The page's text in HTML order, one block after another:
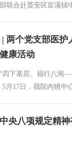
产党为建设新中国不
共产党人的宽广胸怀
严格要求自己，特别
更加迫切。他认为，
更好地发挥自己的作
产党员和先进工作者”
，有关部门和地方负
承担《建议》稿起草
体会议，《建议》稿
主、集思广益贯穿
，广泛征求各方意见
届四中全会研究“十
外一定范围征求意见
省区市“十五五”时期
历打印、报告打印
到短信，就诊或检
们共同努力，把排队
松舒心。 福建省
天涯/审
联合赴晋安区宦溪镇
肺结节的解读》科普
节的科学管理方法；
检测、幽门螺旋杆菌
个性化的健康咨询指
CPR），提升急救意
两个党支部医护
康活动
下基层、福行八闽
月17日，我院内镜中
解读检查报告，并结
央八项规定精神